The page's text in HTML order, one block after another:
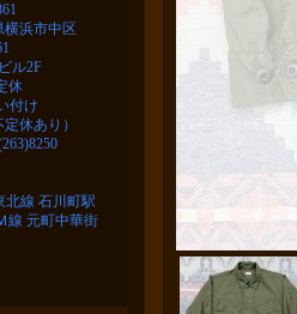
横浜市中区
ル2F
休
付け
定休あり）
北線 石川町駅
線 元町中華街